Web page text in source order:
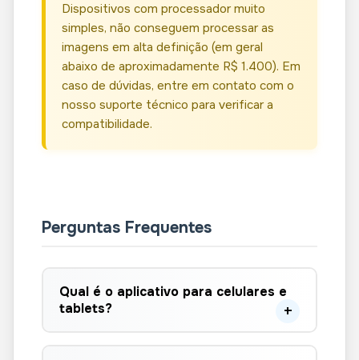
Dispositivos com processador muito
simples, não conseguem processar as
imagens em alta definição (em geral
abaixo de aproximadamente R$ 1.400). Em
caso de dúvidas, entre em contato com o
nosso suporte técnico para verificar a
compatibilidade.
Perguntas Frequentes
Qual é o aplicativo para celulares e
tablets?